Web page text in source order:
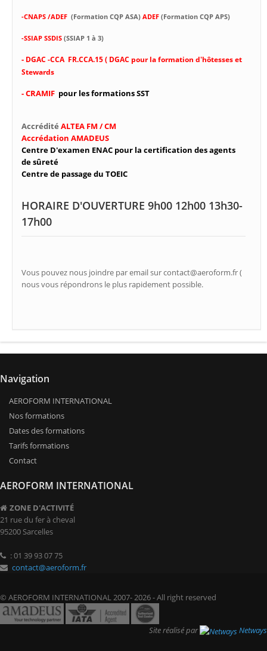
-CNAPS /ADEF (Formation CQP ASA) ADEF (Formation CQP APS)
-SSIAP SSDIS (SSIAP 1 à 3)
- DGAC -CCA FR.CCA.15 ( DGAC pour la formation d'hôtesses et
Stewards
- CRAMIF pour les formations SST
Accrédité ALTEA FM / CM
Accrédation AMADEUS
Centre D'examen ENAC pour la certification des agents
de sûreté
Centre de passage du TOEIC
HORAIRE D'OUVERTURE 9h00 12h00 13h30-
17h00
Vous pouvez nous joindre par email sur contact@aeroform.fr (
nous vous répondrons le plus rapidement possible.
Navigation
AEROFORM INTERNATIONAL
Nos formations
Dates des formations
Tarifs formations
Contact
AEROFORM INTERNATIONAL
ZONE D'ACTIVITÉ
21 rue du fer à cheval
95200 Sarcelles
: 01 39 93 07 75
contact@aeroform.fr
© AEROFORM INTERNATIONAL 2007- 2026 - All right reserved
Site réalisé par Netways